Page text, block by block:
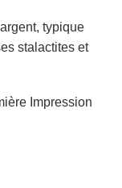
typique
stalactites et
Impression